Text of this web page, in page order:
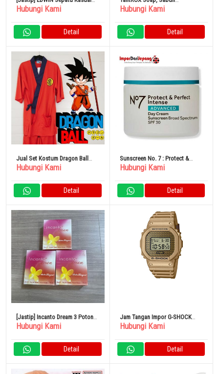
Bisnis Pria Tahan Air Ringan
Hubungi Kami
Detail
Kecantikan Terbaik
Hubungi Kami
Detail
Jual Set Kostum Dragon Ball
Jinbei
Hubungi Kami
Detail
Sunscreen No. 7 : Protect &
Perfect Intense Advanced Day
Hubungi Kami
Detail
[Jastip] Incanto Dream 3 Potong
Set Parfum
Hubungi Kami
Detail
Jam Tangan Impor G-SHOCK
DWE-5600HG-1JR Premium
Hubungi Kami
Detail